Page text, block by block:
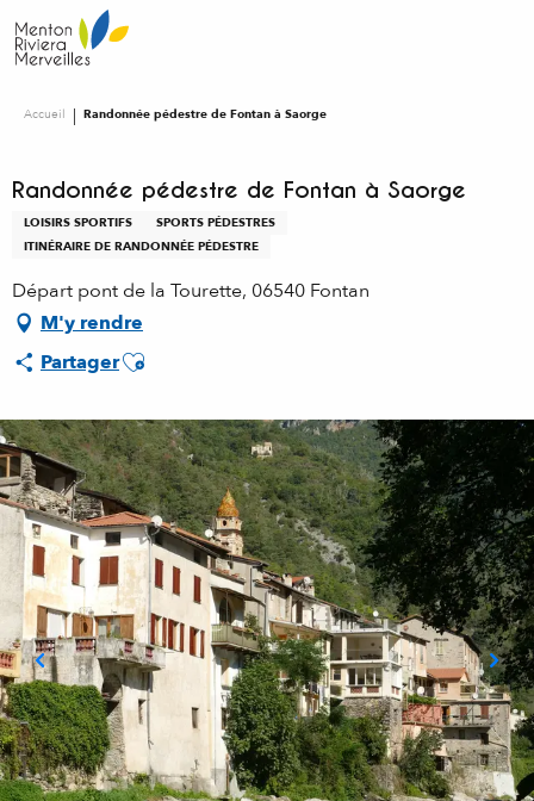
au
contenu
Accueil Randonnée pédestre de Fontan à Saorge
Randonnée pédestre de Fontan à Saorge
LOISIRS SPORTIFS
SPORTS PÉDESTRES
ITINÉRAIRE DE RANDONNÉE PÉDESTRE
Départ pont de la Tourette, 06540 Fontan
M'y rendre
PartagerAjouter aux favoris